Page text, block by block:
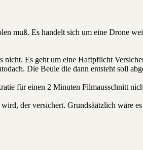
muß. Es handelt sich um eine Drone
nicht. Es geht um eine Haftpflicht
Die Beule die dann entsteht soll
für einen 2 Minuten Filmausschnitt
der versichert. Grundsäätzlich wäre